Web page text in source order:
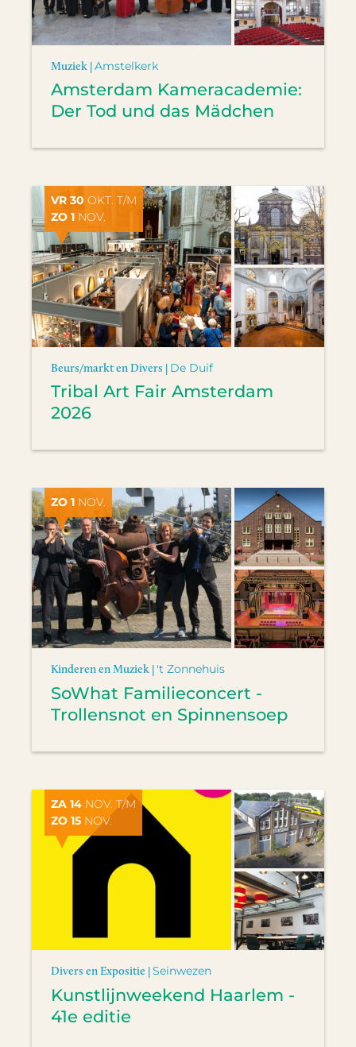
Muziek |Amstelkerk
Amsterdam Kameracademie:
Der Tod und das Mädchen
VR 30 OKT. T/M
ZO 1 NOV.
Beurs/markt en Divers | De Duif
Tribal Art Fair Amsterdam
2026
ZO 1 NOV.
Kinderen en Muziek | 't Zonnehuis
SoWhat Familieconcert -
Trollensnot en Spinnensoep
ZA 14 NOV. T/M
ZO 15 NOV.
Divers en Expositie |Seinwezen
Kunstlijnweekend Haarlem -
41e editie